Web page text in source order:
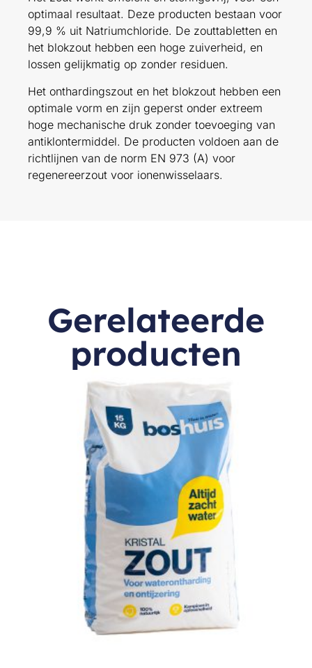
optimaal resultaat. Deze producten bestaan voor
99,9 % uit Natriumchloride. De zouttabletten en
het blokzout hebben een hoge zuiverheid, en
lossen gelijkmatig op zonder residuen.
Het onthardingszout en het blokzout hebben een
optimale vorm en zijn geperst onder extreem
hoge mechanische druk zonder toevoeging van
antiklontermiddel. De producten voldoen aan de
richtlijnen van de norm EN 973 (A) voor
regenereerzout voor ionenwisselaars.
Gerelateerde
producten